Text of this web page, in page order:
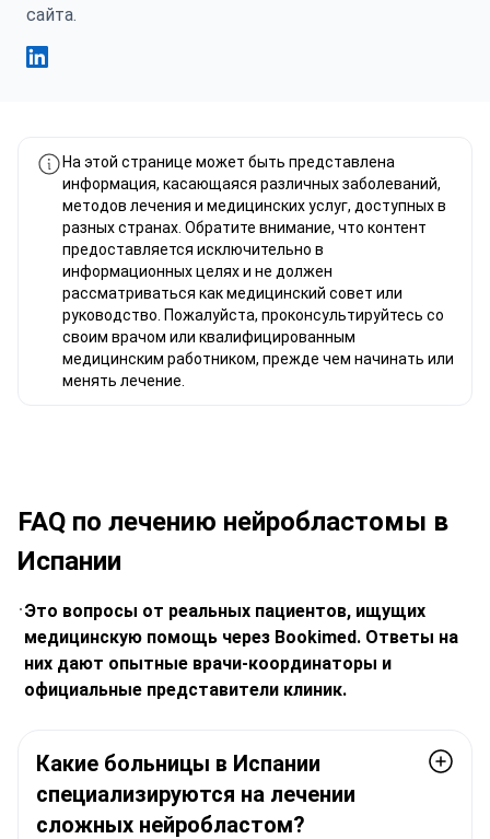
сайта.
На этой странице может быть представлена
информация, касающаяся различных заболеваний,
методов лечения и медицинских услуг, доступных в
разных странах. Обратите внимание, что контент
предоставляется исключительно в
информационных целях и не должен
рассматриваться как медицинский совет или
руководство. Пожалуйста, проконсультируйтесь со
своим врачом или квалифицированным
медицинским работником, прежде чем начинать или
менять лечение.
FAQ по лечению нейробластомы в
Испании
Это вопросы от реальных пациентов, ищущих
медицинскую помощь через Bookimed. Ответы на
них дают опытные врачи-координаторы и
официальные представители клиник.
Какие больницы в Испании
специализируются на лечении
сложных нейробластом?